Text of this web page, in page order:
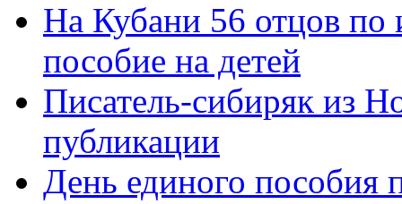
На Кубани 56 отцов по
пособие на детей
Писатель-сибиряк из
публикации
День единого пособия